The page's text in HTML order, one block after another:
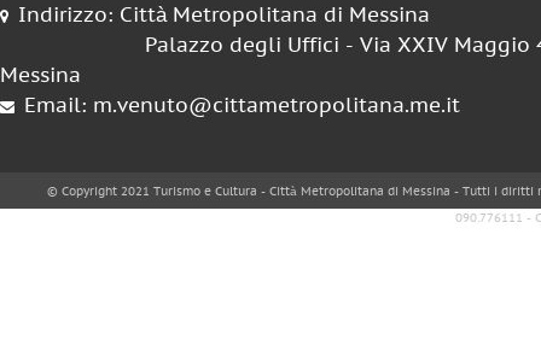
Indirizzo: Città Metropolitana di Messina
Palazzo degli Uffici - Via XXIV Maggio
Messina
Email: m.venuto@cittametropolitana.me.it
© Copyright 2021 Turismo e Cultura - Città Metropolitana di Messina - Tutti i diritti
090.776111 -